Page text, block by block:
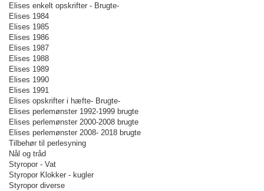
Elises enkelt opskrifter - Brugte-
Elises 1984
Elises 1985
Elises 1986
Elises 1987
Elises 1988
Elises 1989
Elises 1990
Elises 1991
Elises opskrifter i hæfte- Brugte-
Elises perlemønster 1992-1999 brugte
Elises perlemønster 2000-2008 brugte
Elises perlemønster 2008- 2018 brugte
Tilbehør til perlesyning
Nål og tråd
Styropor - Vat
Styropor Klokker - kugler
Styropor diverse